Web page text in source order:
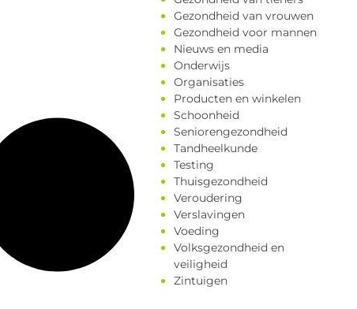
Gezondheid van vrouwen
Gezondheid voor mannen
Nieuws en media
Onderwijs
Organisaties
Producten en winkelen
Schoonheid
Seniorengezondheid
Tandheelkunde
Testing
Thuisgezondheid
Veroudering
Verslavingen
Voeding
Volksgezondheid en
veiligheid
Zintuigen